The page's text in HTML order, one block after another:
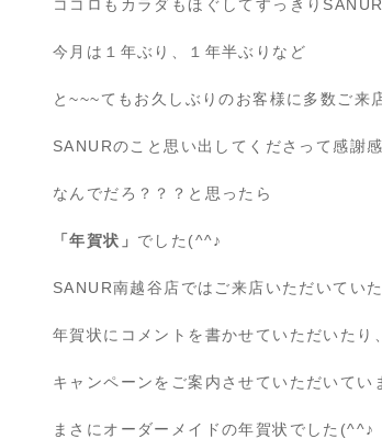
ココロもカラダもほぐしてすっきり
今月は１年ぶり、１年半ぶりなど
と~~~てもお久しぶりのお客様に多数ご来
SANURのこと思い出してくださって感謝感
なんでだろ？？？と思ったら
「年賀状」 でした(^^♪
SANUR南越谷店ではご来店いただいてい
年賀状にコメントを書かせていただいたり、
キャンペーンをご案内させていただいてい
まさにオーダーメイドの年賀状でした(^^♪